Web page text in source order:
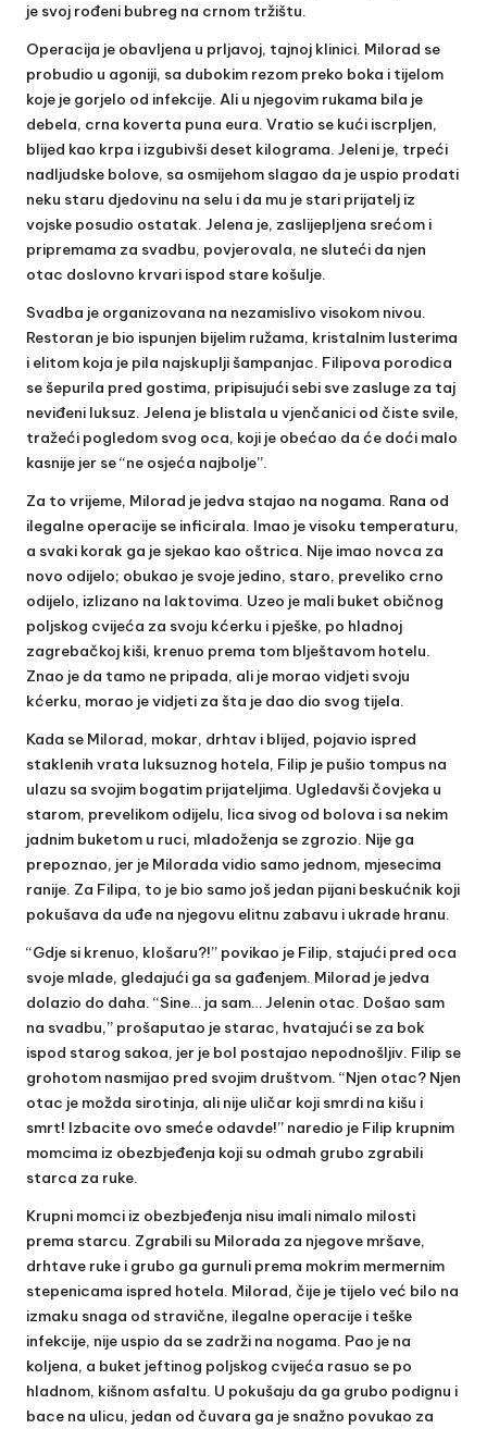
je svoj rođeni bubreg na crnom tržištu.
Operacija je obavljena u prljavoj, tajnoj klinici. Milorad se
probudio u agoniji, sa dubokim rezom preko boka i tijelom
koje je gorjelo od infekcije. Ali u njegovim rukama bila je
debela, crna koverta puna eura. Vratio se kući iscrpljen,
blijed kao krpa i izgubivši deset kilograma. Jeleni je, trpeći
nadljudske bolove, sa osmijehom slagao da je uspio prodati
neku staru djedovinu na selu i da mu je stari prijatelj iz
vojske posudio ostatak. Jelena je, zaslijepljena srećom i
pripremama za svadbu, povjerovala, ne sluteći da njen
otac doslovno krvari ispod stare košulje.
Svadba je organizovana na nezamislivo visokom nivou.
Restoran je bio ispunjen bijelim ružama, kristalnim lusterima
i elitom koja je pila najskuplji šampanjac. Filipova porodica
se šepurila pred gostima, pripisujući sebi sve zasluge za taj
neviđeni luksuz. Jelena je blistala u vjenčanici od čiste svile,
tražeći pogledom svog oca, koji je obećao da će doći malo
kasnije jer se “ne osjeća najbolje”.
Za to vrijeme, Milorad je jedva stajao na nogama. Rana od
ilegalne operacije se inficirala. Imao je visoku temperaturu,
a svaki korak ga je sjekao kao oštrica. Nije imao novca za
novo odijelo; obukao je svoje jedino, staro, preveliko crno
odijelo, izlizano na laktovima. Uzeo je mali buket običnog
poljskog cvijeća za svoju kćerku i pješke, po hladnoj
zagrebačkoj kiši, krenuo prema tom blještavom hotelu.
Znao je da tamo ne pripada, ali je morao vidjeti svoju
kćerku, morao je vidjeti za šta je dao dio svog tijela.
Kada se Milorad, mokar, drhtav i blijed, pojavio ispred
staklenih vrata luksuznog hotela, Filip je pušio tompus na
ulazu sa svojim bogatim prijateljima. Ugledavši čovjeka u
starom, prevelikom odijelu, lica sivog od bolova i sa nekim
jadnim buketom u ruci, mladoženja se zgrozio. Nije ga
prepoznao, jer je Milorada vidio samo jednom, mjesecima
ranije. Za Filipa, to je bio samo još jedan pijani beskućnik koji
pokušava da uđe na njegovu elitnu zabavu i ukrade hranu.
“Gdje si krenuo, klošaru?!” povikao je Filip, stajući pred oca
svoje mlade, gledajući ga sa gađenjem. Milorad je jedva
dolazio do daha. “Sine… ja sam… Jelenin otac. Došao sam
na svadbu,” prošaputao je starac, hvatajući se za bok
ispod starog sakoa, jer je bol postajao nepodnošljiv. Filip se
grohotom nasmijao pred svojim društvom. “Njen otac? Njen
otac je možda sirotinja, ali nije uličar koji smrdi na kišu i
smrt! Izbacite ovo smeće odavde!” naredio je Filip krupnim
momcima iz obezbjeđenja koji su odmah grubo zgrabili
starca za ruke.
Krupni momci iz obezbjeđenja nisu imali nimalo milosti
prema starcu. Zgrabili su Milorada za njegove mršave,
drhtave ruke i grubo ga gurnuli prema mokrim mermernim
stepenicama ispred hotela. Milorad, čije je tijelo već bilo na
izmaku snaga od stravične, ilegalne operacije i teške
infekcije, nije uspio da se zadrži na nogama. Pao je na
koljena, a buket jeftinog poljskog cvijeća rasuo se po
hladnom, kišnom asfaltu. U pokušaju da ga grubo podignu i
bace na ulicu, jedan od čuvara ga je snažno povukao za